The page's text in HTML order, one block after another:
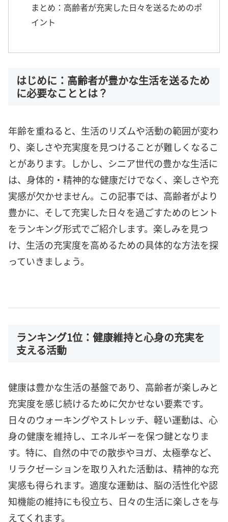
まとめ：高齢者が充実した日々を送るためのポ
イント
はじめに：高齢者が豊かな生活を送るため
に必要なこととは？
年齢を重ねると、生活のリズムや活動の範囲が変わ
り、楽しさや充実度を見つけることが難しくなるこ
とがあります。しかし、シニア世代の豊かな生活に
は、身体的・精神的な健康だけでなく、楽しさや充
実感が欠かせません。この記事では、高齢者がより
豊かに、そして充実した日々を過ごすためのヒント
をランキング形式でご紹介します。楽しみを見つ
け、生活の充実度を高めるための具体的な方法を探
っていきましょう。
ランキング1位：健康維持と心身の充実を
支える活動
健康は豊かな生活の基盤であり、高齢者が楽しみと
充実度を感じ続けるために欠かせない要素です。
日々のウォーキングやストレッチ、軽い運動は、心
身の健康を維持し、エネルギーを保つ鍵となりま
す。特に、自然の中での散歩やヨガ、太極拳など、
リラクゼーションを取り入れた活動は、精神的な充
実感も得られます。適度な運動は、脳の活性化や認
知機能の維持にも役立ち、日々の生活に楽しさを与
えてくれます。